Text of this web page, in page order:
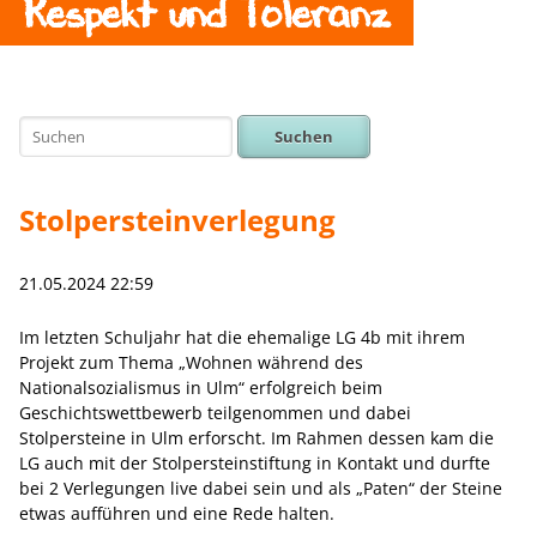
Suchen
Stolpersteinverlegung
21.05.2024 22:59
Im letzten Schuljahr hat die ehemalige LG 4b mit ihrem
Projekt zum Thema „Wohnen während des
Nationalsozialismus in Ulm“ erfolgreich beim
Geschichtswettbewerb teilgenommen und dabei
Stolpersteine in Ulm erforscht. Im Rahmen dessen kam die
LG auch mit der Stolpersteinstiftung in Kontakt und durfte
bei 2 Verlegungen live dabei sein und als „Paten“ der Steine
etwas aufführen und eine Rede halten.